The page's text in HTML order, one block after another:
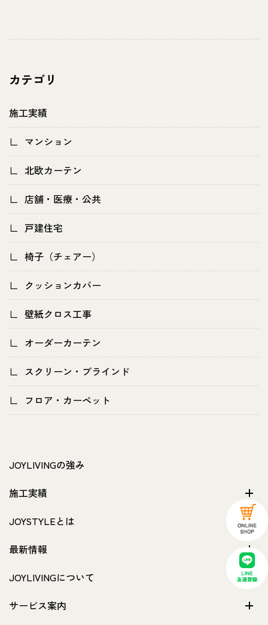
カテゴリ
施工実績
マンション
北欧カーテン
店舗・医療・公共
戸建住宅
椅子（チェアー）
クッションカバー
壁紙クロス工事
オーダーカーテン
スクリーン・ブラインド
フロア・カーペット
JOYLIVINGの強み
施工実績
JOYSTYLEとは
最新情報
JOYLIVINGについて
サービス案内